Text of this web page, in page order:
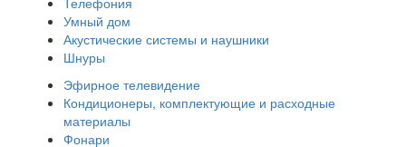
Умный дом
Акустические системы и наушники
Шнуры
Эфирное телевидение
Кондиционеры, комплектующие и расходные
материалы
Фонари